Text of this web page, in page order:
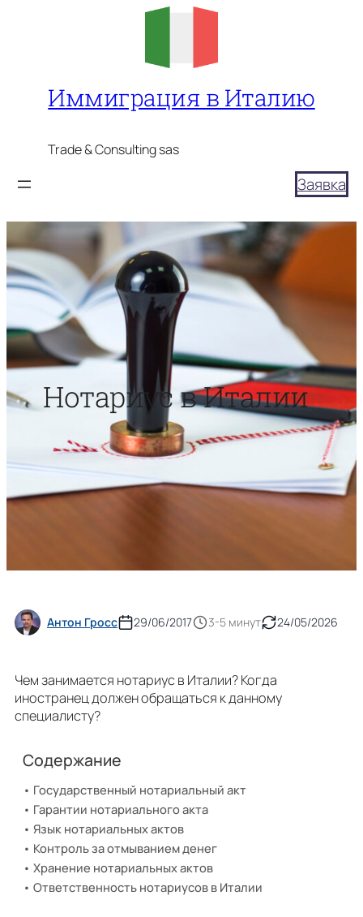
Иммиграция в Италию
Trade & Consulting sas
Заявка
Нотариус в Италии
Антон Гросс 29/06/2017 3-5 минут 24/05/2026
Чем занимается нотариус в Италии? Когда
иностранец должен обращаться к данному
специалисту?
Содержание
Государственный нотариальный акт
Гарантии нотариального акта
Язык нотариальных актов
Контроль за отмыванием денег
Хранение нотариальных актов
Ответственность нотариусов в Италии